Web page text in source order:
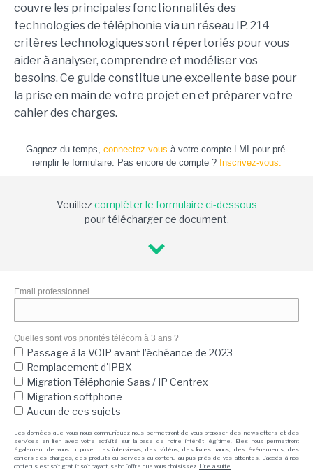
couvre les principales fonctionnalités des
technologies de téléphonie via un réseau IP. 214
critères technologiques sont répertoriés pour vous
aider à analyser, comprendre et modéliser vos
besoins. Ce guide constitue une excellente base pour
la prise en main de votre projet en et préparer votre
cahier des charges.
Gagnez du temps, connectez-vous à votre compte LMI pour pré-
remplir le formulaire. Pas encore de compte ? Inscrivez-vous.
Veuillezcompléter le formulaire ci-dessous
pour télécharger ce document.
Email professionnel
Quelles sont vos priorités télécom à 3 ans ?
Passage à la VOIP avant l’échéance de 2023
Remplacement d'IPBX
Migration Téléphonie Saas / IP Centrex
Migration softphone
Aucun de ces sujets
Les données que vous nous communiquez nous permettront de vous proposer des newsletters et des
services en lien avec votre activité sur la base de notre intérêt légitime. Elles nous permettront
également de vous proposer des interviews, des vidéos, des livres blancs, des événements, des
cahiers des charges, des produits ou services au contenu au plus près de vos attentes. L'accès à nos
contenus est soit gratuit soit payant, selon l'offre que vous choisissez. Lire la suite